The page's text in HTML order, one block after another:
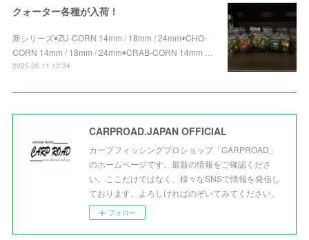
クォーター各種が入荷！
新シリーズ◉ZU-CORN 14mm / 18mm / 24mm◉CHO-
CORN 14mm / 18mm / 24mm◉CRAB-CORN 14mm …
2025.06.11 13:34
CARPROAD.JAPAN OFFICIAL
カープフィッシングプロショップ「CARPROAD」
のホームページです。最新の情報をご確認くださ
い。ここだけではなく、様々なSNSで情報を発信し
ております。よろしければのぞいてみてください。
フォロー